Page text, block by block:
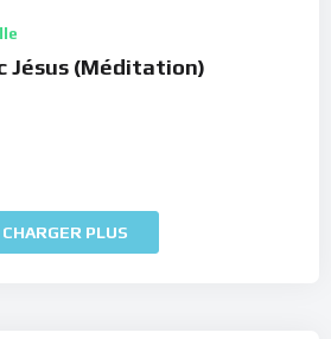
Jésus (Méditation)
CHARGER PLUS